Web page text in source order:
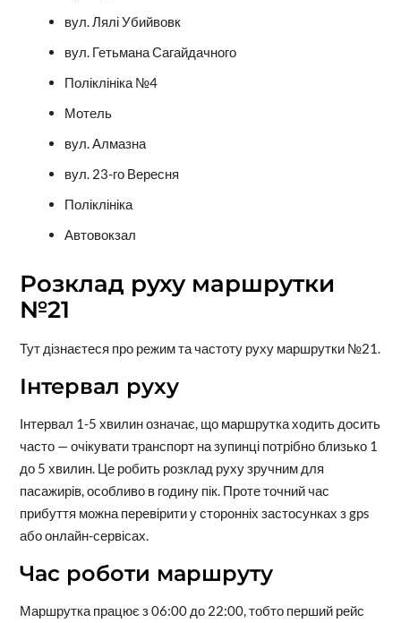
вул. Лялі Убийвовк
вул. Гетьмана Сагайдачного
Поліклініка №4
Мотель
вул. Алмазна
вул. 23-го Вересня
Поліклініка
Автовокзал
Розклад руху маршрутки
№21
Тут дізнаєтеся про режим та частоту руху маршрутки №21.
Інтервал руху
Інтервал 1-5 хвилин означає, що маршрутка ходить досить
часто — очікувати транспорт на зупинці потрібно близько 1
до 5 хвилин. Це робить розклад руху зручним для
пасажирів, особливо в годину пік. Проте точний час
прибуття можна перевірити у сторонніх застосунках з gps
або онлайн-сервісах.
Час роботи маршруту
Маршрутка працює з 06:00 до 22:00, тобто перший рейс